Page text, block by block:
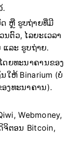
.
ຫຼື ຮູບຖ່າຍທີ່ມີ
ຕົວ, ໄລຍະເວລາ
ແລະ ຮູບຖ່າຍ.
ດຍທະນາຄານຂອງ
ໃຫ້ Binarium (ບໍ່
ງທະນາຄານ).
Webmoney,
ຈິຕອນ Bitcoin,